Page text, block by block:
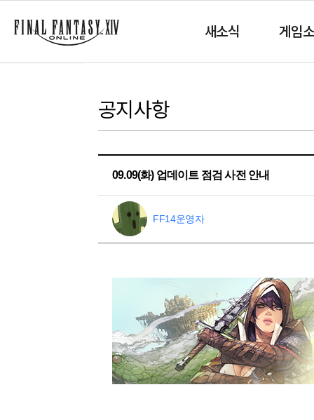
새소식 게임
공지사항
09.09(화) 업데이트 점검 사전 안내
FF14운영자